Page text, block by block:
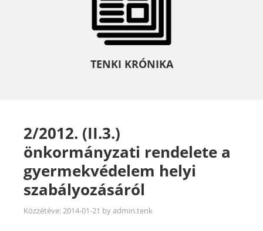
TENKI KRÓNIKA
2/2012. (II.3.)
önkormányzati rendelete a
gyermekvédelem helyi
szabályozásáról
Közzétéve:2014-01-21 byadmin.tenk